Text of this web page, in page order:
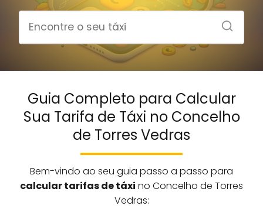
Guia Completo para Calcular
Sua Tarifa de Táxi no Concelho
de Torres Vedras
Bem-vindo ao seu guia passo a passo para
calcular tarifas de táxi no Concelho de Torres
Vedras: